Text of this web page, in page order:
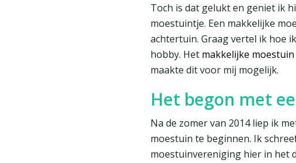
Toch is dat gelukt en geniet ik
moestuintje. Een makkelijke
achtertuin. Graag vertel ik hoe
hobby. Het makkelijke moestuin
maakte dit voor mij mogelijk.
Het begon met
Na de zomer van 2014 liep ik
moestuin te beginnen. Ik
moestuinvereniging hier in het